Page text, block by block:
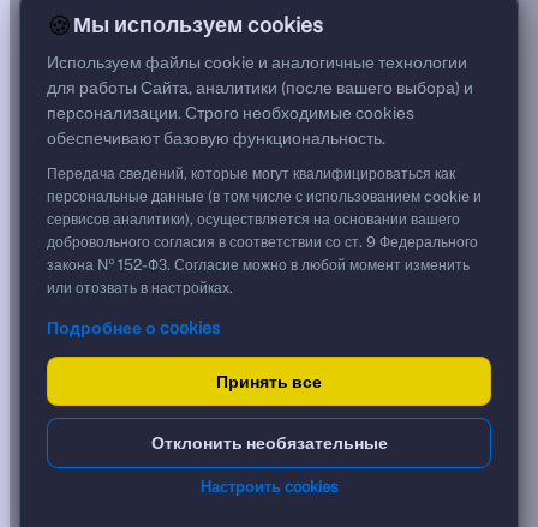
Цена
100,24 %
200,48 ₽
Срок, лет
0,37
Дюрация, лет
0,30
Рейтинг
Тип
Корпоративная
Фикс
Доходность и цена
YTM эффективная
22.12.2026
🍪Мы используем cookies
Используем файлы cookie и аналогичные технологии
для работы Сайта, аналитики (после вашего выбора) и
персонализации. Строго необходимые cookies
обеспечивают базовую функциональность.
Передача сведений, которые могут квалифицироваться как
персональные данные (в том числе с использованием cookie и
сервисов аналитики), осуществляется на основании вашего
добровольного согласия в соответствии со ст. 9 Федерального
закона № 152-ФЗ. Согласие можно в любой момент изменить
или отозвать в настройках.
Подробнее о cookies
Принять все
Отклонить необязательные
Настроить cookies